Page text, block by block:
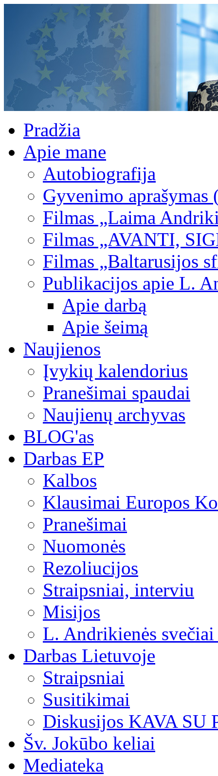
Pradžia
Apie mane
Autobiografija
Gyvenimo aprašymas
Filmas „Laima
Filmas „AVANTI,
Filmas „Baltarusijos
Publikacijos apie L.
Apie darbą
Apie šeimą
Naujienos
Įvykių kalendorius
Pranešimai spaudai
Naujienų archyvas
BLOG'as
Darbas EP
Kalbos
Klausimai Europos
Pranešimai
Nuomonės
Rezoliucijos
Straipsniai, interviu
Misijos
L. Andrikienės
Darbas Lietuvoje
Straipsniai
Susitikimai
Diskusijos KAVA SU
Šv. Jokūbo keliai
Mediateka